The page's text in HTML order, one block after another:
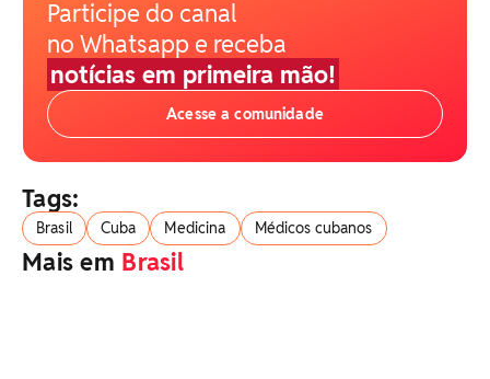
Participe do canal
no Whatsapp e receba
notícias em primeira mão!
Acesse a comunidade
Tags:
Brasil Cuba Medicina Médicos cubanos
Mais em Brasil